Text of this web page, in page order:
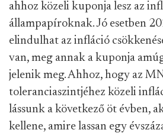
ahhoz közeli kuponja lesz az
állampapíroknak. Jó esetben
elindulhat az infláció
van, meg annak a kuponja
jelenik meg. Ahhoz, hogy az
toleranciaszintjéhez közeli
lássunk a következő öt évben,
kellene, amire lassan egy